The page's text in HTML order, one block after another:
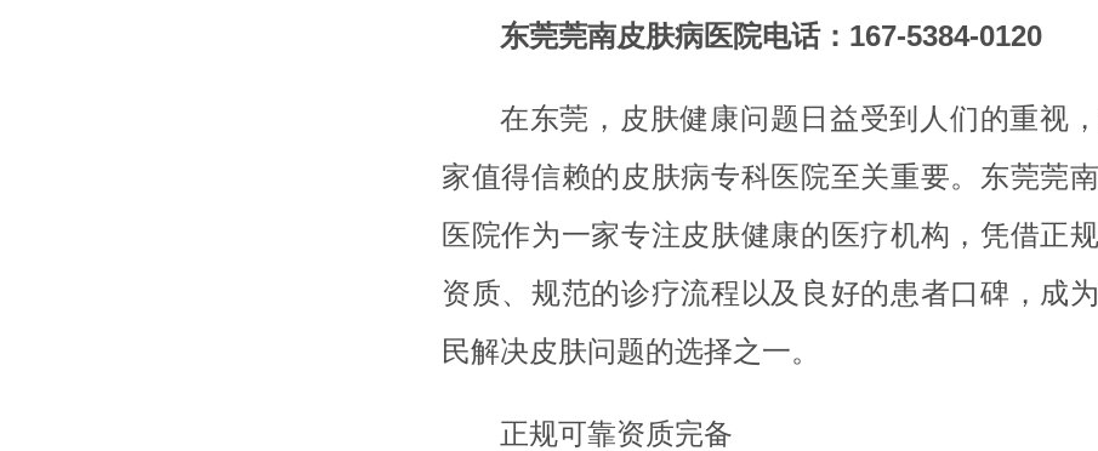
东莞莞南皮肤病医院电话：167-5384-0120
在东莞，皮肤健康问题日益受到人们的重视
家值得信赖的皮肤病专科医院至关重要。东莞莞
医院作为一家专注皮肤健康的医疗机构，凭借正
资质、规范的诊疗流程以及良好的患者口碑，成
民解决皮肤问题的选择之一。
正规可靠资质完备